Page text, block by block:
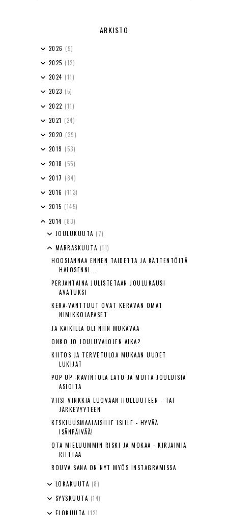
ARKISTO
2026 (9)
2025 (12)
2024 (11)
2023 (5)
2022 (11)
2021 (24)
2020 (39)
2019 (53)
2018 (55)
2017 (84)
2016 (113)
2015 (145)
2014 (83)
JOULUKUUTA (7)
MARRASKUUTA (11)
HOOSIANNAA ENNEN TAIDETTA JA KÄTTENTÖITÄ
HALOSENNI...
PERJANTAINA JULISTETAAN JOULUKAUSI
AVATUKSI
KERA-VANTTUUT OVAT KERAVAN OMAT
NIMIKKOLAPASET
JA KAIKILLA OLI NIIN MUKAVAA
ONKO JO JOULUVALOJEN AIKA?
KIITOS JA TERVETULOA MUKAAN UUDET
LUKIJAT
POP UP -RAVINTOLA LATO JA MUITA JOULUISIA
ASIOITA
VIISI VINKKIÄ LUOVAAN HULLUUTEEN - TAI
JÄRKEVYYTEEN
KESKIUUSMAALAISILLE ISILLE - HYVÄÄ
ISÄNPÄIVÄÄ!
OTA MIELUUMMIN RISKI JA MOKAA - KIRJAIMIA
RIITTÄÄ
ROUVA SANA ON NYT MYÖS INSTAGRAMISSA
LOKAKUUTA (8)
SYYSKUUTA (14)
ELOKUUTA (12)